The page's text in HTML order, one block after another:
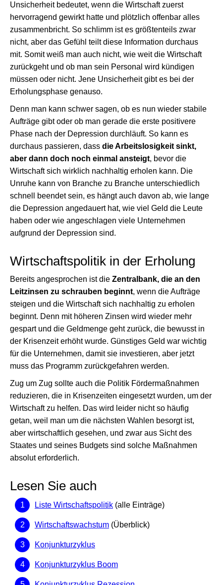
Unsicherheit bedeutet, wenn die Wirtschaft zuerst
hervorragend gewirkt hatte und plötzlich offenbar alles
zusammenbricht. So schlimm ist es größtenteils zwar
nicht, aber das Gefühl teilt diese Information durchaus
mit. Somit weiß man auch nicht, wie weit die Wirtschaft
zurückgeht und ob man sein Personal wird kündigen
müssen oder nicht. Jene Unsicherheit gibt es bei der
Erholungsphase genauso.
Denn man kann schwer sagen, ob es nun wieder stabile
Aufträge gibt oder ob man gerade die erste positivere
Phase nach der Depression durchläuft. So kann es
durchaus passieren, dass die Arbeitslosigkeit sinkt,
aber dann doch noch einmal ansteigt, bevor die
Wirtschaft sich wirklich nachhaltig erholen kann. Die
Unruhe kann von Branche zu Branche unterschiedlich
schnell beendet sein, es hängt auch davon ab, wie lange
die Depression angedauert hat, wie viel Geld die Leute
haben oder wie angeschlagen viele Unternehmen
aufgrund der Depression sind.
Wirtschaftspolitik in der Erholung
Bereits angesprochen ist die Zentralbank, die an den
Leitzinsen zu schrauben beginnt, wenn die Aufträge
steigen und die Wirtschaft sich nachhaltig zu erholen
beginnt. Denn mit höheren Zinsen wird wieder mehr
gespart und die Geldmenge geht zurück, die bewusst in
der Krisenzeit erhöht wurde. Günstiges Geld war wichtig
für die Unternehmen, damit sie investieren, aber jetzt
muss das Programm zurückgefahren werden.
Zug um Zug sollte auch die Politik Fördermaßnahmen
reduzieren, die in Krisenzeiten eingesetzt wurden, um der
Wirtschaft zu helfen. Das wird leider nicht so häufig
getan, weil man um die nächsten Wahlen besorgt ist,
aber wirtschaftlich gesehen, und zwar aus Sicht des
Staates und seines Budgets sind solche Maßnahmen
absolut erforderlich.
Lesen Sie auch
Liste Wirtschaftspolitik (alle Einträge)
Wirtschaftswachstum (Überblick)
Konjunkturzyklus
Konjunkturzyklus Boom